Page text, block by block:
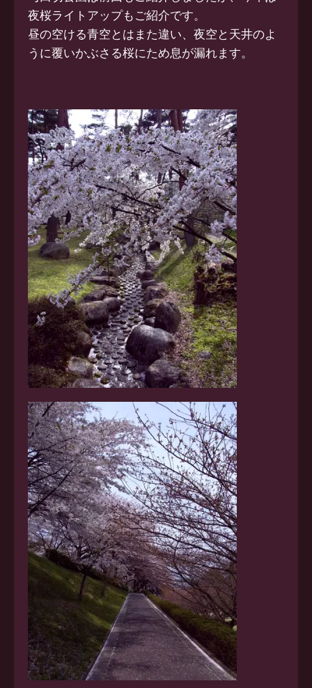
夜桜ライトアップもご紹介です。
昼の空ける青空とはまた違い、夜空と天井のよ
うに覆いかぶさる桜にため息が漏れます。